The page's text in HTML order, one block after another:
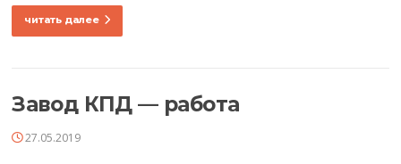
читать далее
Завод КПД — работа
27.05.2019